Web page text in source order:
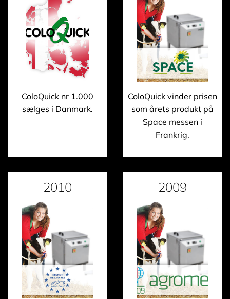
ColoQuick nr 1.000
sælges i Danmark.
ColoQuick vinder prisen
som årets produkt på
Space messen i
Frankrig.
2010 2009